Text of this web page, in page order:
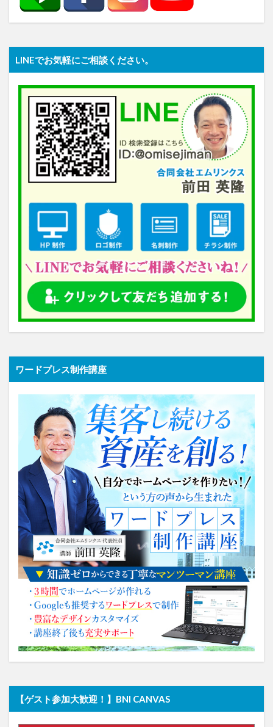
LINEでお気軽にご相談ください。
ワードプレス制作講座
【ゲスト参加大歓迎！】BNI CANVAS